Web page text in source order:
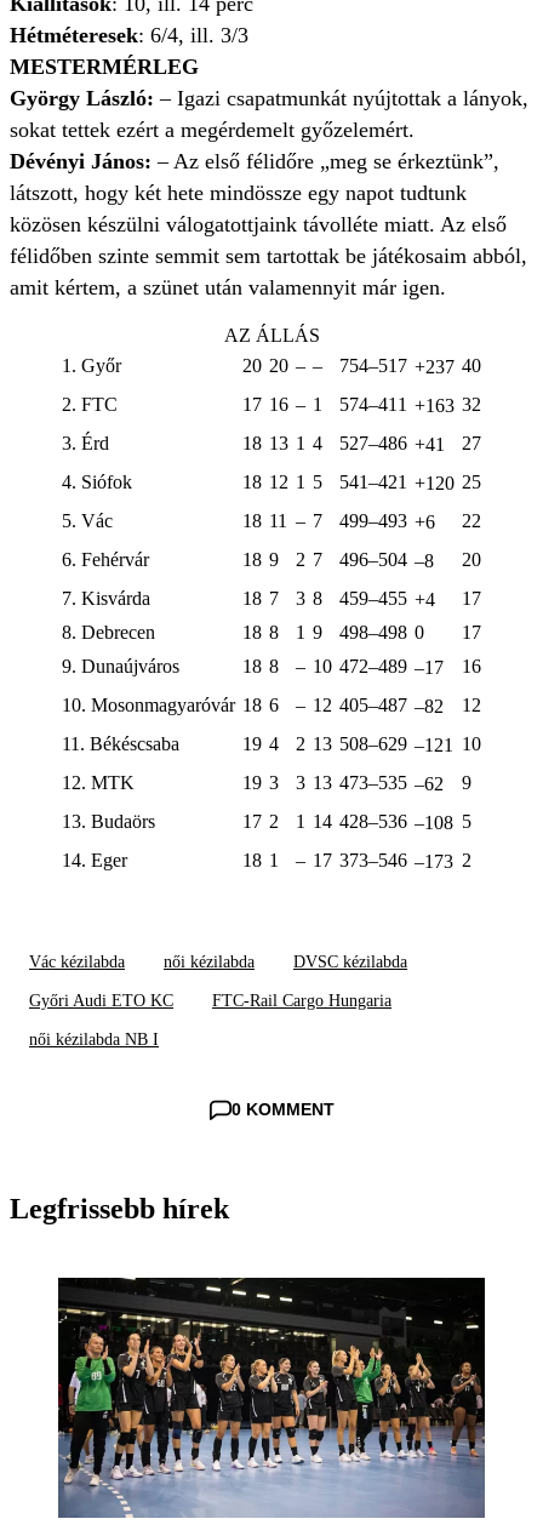
Hétméteresek: 6/4, ill. 3/3
MESTERMÉRLEG
György László:– Igazi csapatmunkát nyújtottak a lányok,
sokat tettek ezért a megérdemelt győzelemért.
Dévényi János: – Az első félidőre „meg se érkeztünk”,
látszott, hogy két hete mindössze egy napot tudtunk
közösen készülni válogatottjaink távolléte miatt. Az első
félidőben szinte semmit sem tartottak be játékosaim abból,
amit kértem, a szünet után valamennyit már igen.
AZ ÁLLÁS
1. Győr
20 20 – – 754–517 +237 40
2. FTC
17 16 – 1 574–411 +163 32
3. Érd
18 13 1 4 527–486 +41
27
4. Siófok
18 12 1 5 541–421 +120 25
5. Vác
18 11 – 7 499–493 +6
22
6. Fehérvár
18 9 2 7 496–504 –8
20
7. Kisvárda
18 7 3 8 459–455 +4
17
8. Debrecen
18 8 1 9 498–498 0
17
9. Dunaújváros
18 8 – 10 472–489 –17
16
10. Mosonmagyaróvár 18 6 – 12 405–487 –82
12
11. Békéscsaba
19 4 2 13 508–629 –121
10
12. MTK
19 3 3 13 473–535 –62
9
13. Budaörs
17 2 1 14 428–536 –108 5
14. Eger
18 1 – 17 373–546 –173 2
Vác kézilabda női kézilabda DVSC kézilabda
Győri Audi ETO KC FTC-Rail Cargo Hungaria
női kézilabda NB I
0 KOMMENT
Legfrissebb hírek